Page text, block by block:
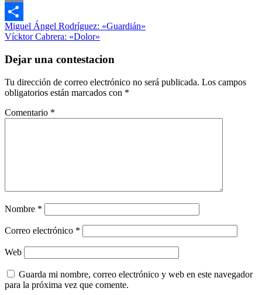
Email
Compartir
Filosofía
Navegación
de
entradas
Entrada
anterior:
Miguel Ángel Rodríguez: «Guardián»
Siguiente
Vícktor Cabrera: «Dolor»
Dejar una contestacion
Tu dirección de correo electrónico no será publicada. Los campos
obligatorios están marcados con *
Comentario *
Nombre *
Correo electrónico *
Web
Guarda mi nombre, correo electrónico y web en este navegador
para la próxima vez que comente.